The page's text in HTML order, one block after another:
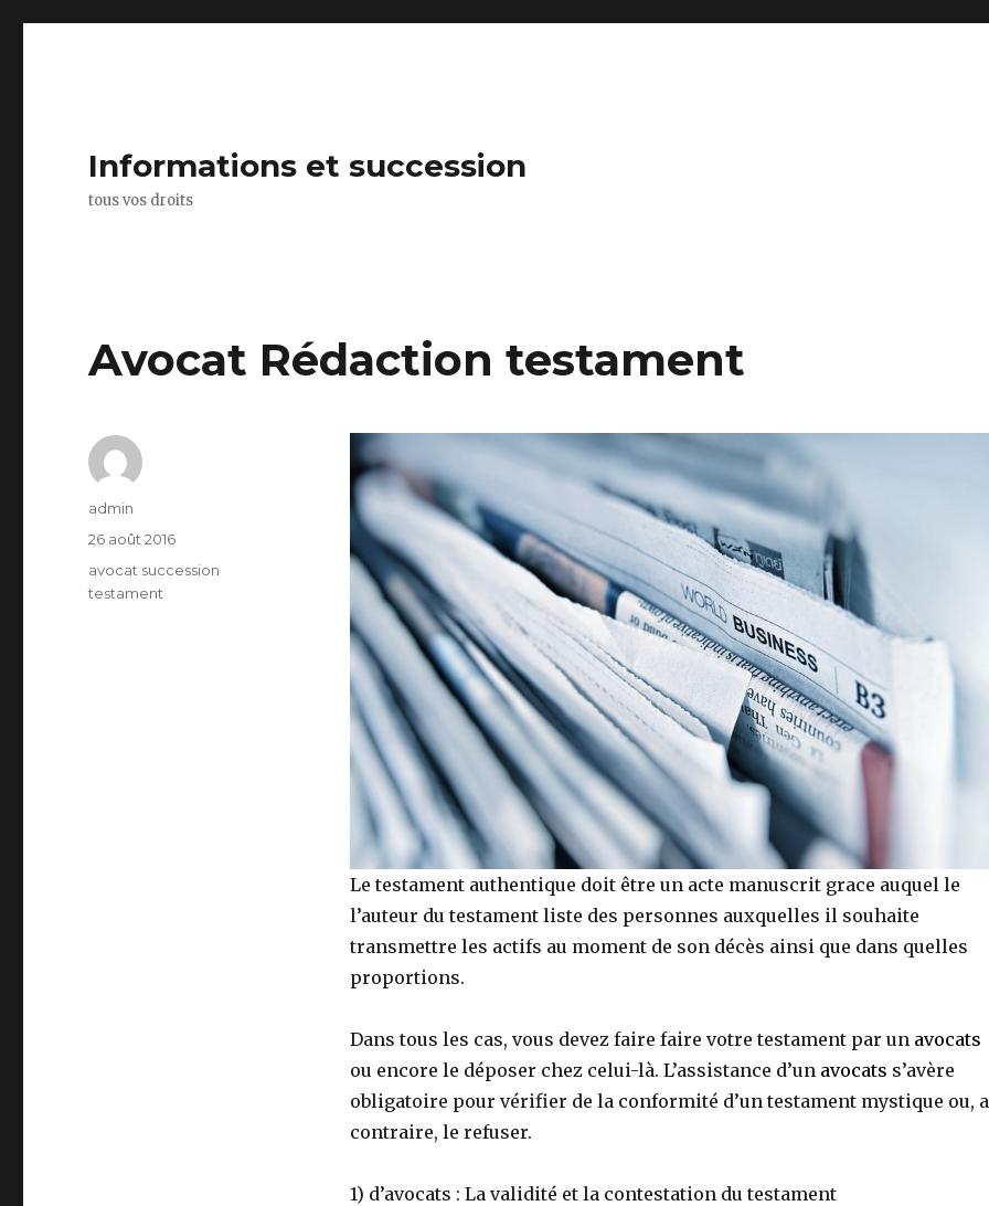
Informations et succession
tous vos droits
Avocat Rédaction testament
Le testament authentique doit être un acte manuscrit grace auquel le
l’auteur du testament liste des personnes auxquelles il souhaite
transmettre les actifs au moment de son décès ainsi que dans quelles
proportions.
Dans tous les cas, vous devez faire faire votre testament par un avocats
ou encore le déposer chez celui-là. L’assistance d’un avocats s’avère
obligatoire pour vérifier de la conformité d’un testament mystique ou,
contraire, le refuser.
1) d’avocats : La validité et la contestation du testament
Auteur
admin
Publié
26 août 2016
Catégories
avocat succession
testament